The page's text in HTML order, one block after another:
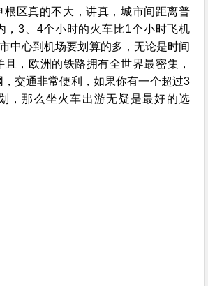
根区真的不大，讲真，城市间距离普
，3、4个小时的火车比1个小时飞机
中心到机场要划算的多，无论是时间
且，欧洲的铁路拥有全世界最密集，
交通非常便利，如果你有一个超过3
，那么坐火车出游无疑是最好的选